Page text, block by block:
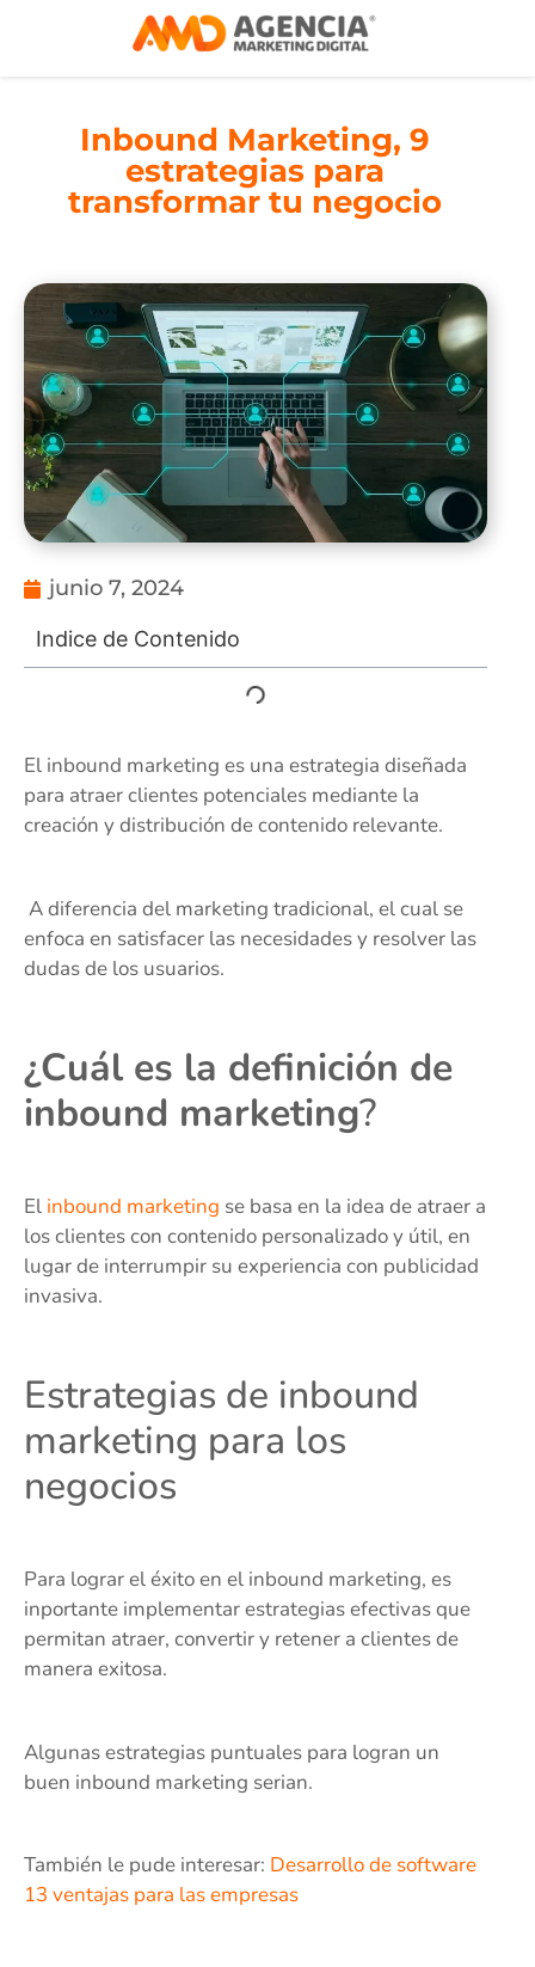
Inbound Marketing, 9
estrategias para
transformar tu negocio
junio 7, 2024
Indice de Contenido
El inbound marketing es una estrategia diseñada
para atraer clientes potenciales mediante la
creación y distribución de contenido relevante.
A diferencia del marketing tradicional, el cual se
enfoca en satisfacer las necesidades y resolver las
dudas de los usuarios.
¿Cuál es la definición de
inbound marketing?
El inbound marketing se basa en la idea de atraer a
los clientes con contenido personalizado y útil, en
lugar de interrumpir su experiencia con publicidad
invasiva.
Estrategias de inbound
marketing para los
negocios
Para lograr el éxito en el inbound marketing, es
inportante implementar estrategias efectivas que
permitan atraer, convertir y retener a clientes de
manera exitosa.
Algunas estrategias puntuales para logran un
buen inbound marketing serian.
También le pude interesar: Desarrollo de software
13 ventajas para las empresas